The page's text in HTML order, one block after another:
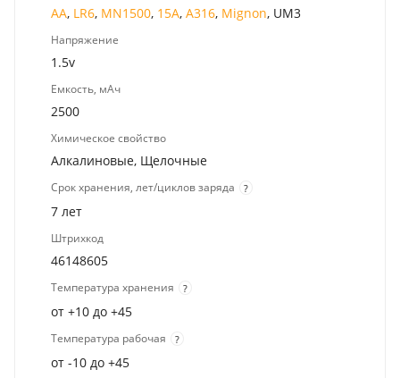
AA, LR6, MN1500, 15A, A316, Mignon, UM3
Напряжение
1.5v
Емкость, мАч
2500
Химическое свойство
Алкалиновые, Щелочные
Срок хранения, лет/циклов заряда ?
7 лет
Штрихкод
46148605
Температура хранения ?
от +10 до +45
Температура рабочая ?
от -10 до +45